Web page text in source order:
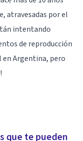
atravesadas por el
intentando
de reproducción
en Argentina, pero
diversas. Con
que te pueden